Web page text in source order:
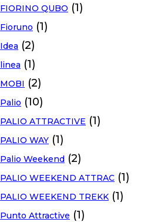
FIORINO QUBO (1)
Fioruno (1)
Idea (2)
linea (1)
MOBI (2)
Palio (10)
PALIO ATTRACTIVE (1)
PALIO WAY (1)
Palio Weekend (2)
PALIO WEEKEND ATTRAC (1)
PALIO WEEKEND TREKK (1)
Punto Attractive (1)